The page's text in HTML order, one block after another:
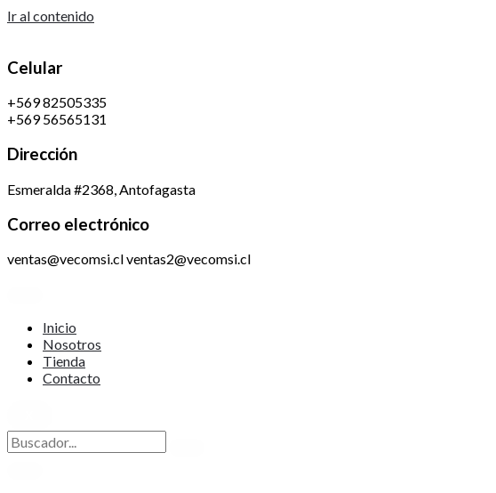
Ir al contenido
Celular
+569 82505335
+569 56565131
Dirección
Esmeralda #2368, Antofagasta
Correo electrónico
ventas@vecomsi.cl ventas2@vecomsi.cl
Inicio
Nosotros
Tienda
Contacto